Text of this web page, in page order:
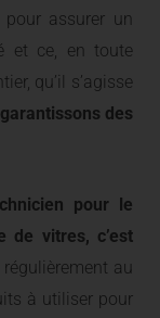
assurer un
et ce, en toute
qu’il s’agisse
des
pour le
de vitres, c’est
au
à utiliser pour